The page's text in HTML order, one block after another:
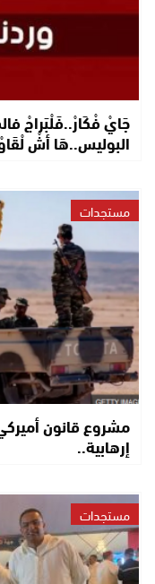
جَايْ فْكَارْ..فَلْبَراجْ
البوليس..هَا أشْ
مستجدات
مشروع قانون
إرهابية..
مستجدات